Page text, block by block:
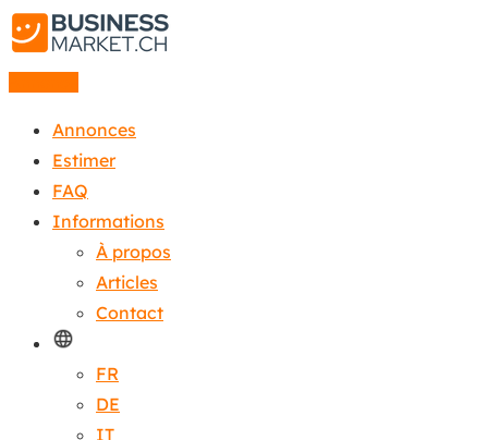
Annonces
Estimer
FAQ
Informations
À propos
Articles
Contact
FR
DE
IT